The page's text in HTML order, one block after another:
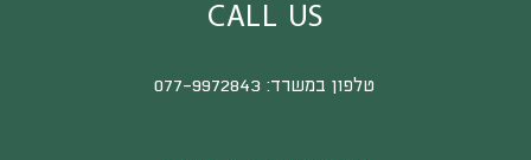
CALL US
טלפון במשרד:077-9972843